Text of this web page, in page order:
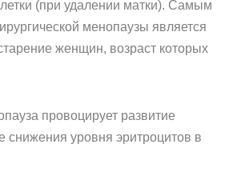
(при удалении матки). Самым
менопаузы является
женщин, возраст которых
провоцирует развитие
снижения уровня эритроцитов в